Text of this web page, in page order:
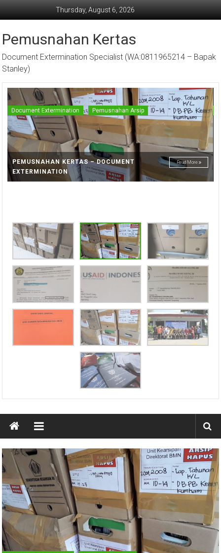
Thursday, August 6, 2026
Pemusnahan Kertas
Document Extermination Specialist (WA:0811965214 – Bapak
Stanley)
PEMUSNAHAN KERTAS – DOCUMENT
EXTERMINATION
Read More
Document Extermination Pemusnahan Arsip